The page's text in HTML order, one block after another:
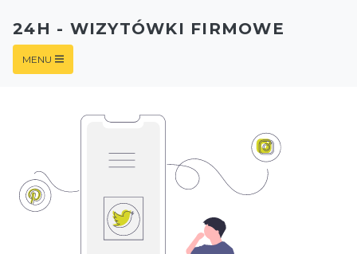
24H - WIZYTÓWKI FIRMOWE
MENU